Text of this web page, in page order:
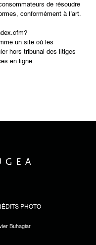
de résoudre
conformément à l’art.
un site où les
hors tribunal des litiges
en ligne.
PHOTO
Buhagiar